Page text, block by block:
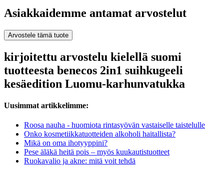
Asiakkaidemme antamat arvostelut
Arvostele tämä tuote
kirjoitettu arvostelu kielellä suomi
tuotteesta benecos 2in1 suihkugeeli
kesäedition Luomu-karhunvatukka
Uusimmat artikkelimme:
Roosa nauha - huomiota rintasyövän vastaiselle taistelulle
Onko kosmetiikkatuotteiden alkoholi haitallista?
Mikä on oma ihotyyppini?
Pese äläkä heitä pois – myös kuukautistuotteet
Ruokavalio ja akne: mitä voit tehdä